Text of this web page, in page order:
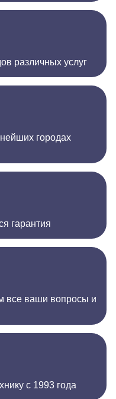
различных услуг
городах
гарантия
все ваши вопросы и
с 1993 года